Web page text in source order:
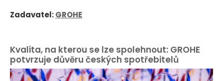
Zadavatel:GROHE
Kvalita, na kterou se lze spolehnout: GROHE
potvrzuje důvěru českých spotřebitelů